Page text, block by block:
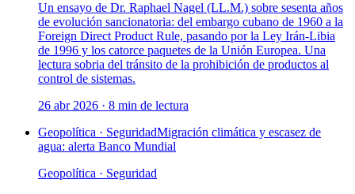
Un ensayo de Dr. Raphael Nagel (LL.M.) sobre sesenta años
de evolución sancionatoria: del embargo cubano de 1960 a la
Foreign Direct Product Rule, pasando por la Ley Irán-Libia
de 1996 y los catorce paquetes de la Unión Europea. Una
lectura sobria del tránsito de la prohibición de productos al
control de sistemas.
26 abr 2026 · 8 min de lectura
Geopolítica · SeguridadMigración climática y escasez de
agua: alerta Banco Mundial
Geopolítica · Seguridad